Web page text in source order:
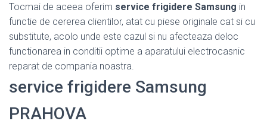
Tocmai de aceea oferim service frigidere Samsung in
functie de cererea clientilor, atat cu piese originale cat si cu
substitute, acolo unde este cazul si nu afecteaza deloc
functionarea in conditii optime a aparatului electrocasnic
reparat de compania noastra.
service frigidere Samsung
PRAHOVA